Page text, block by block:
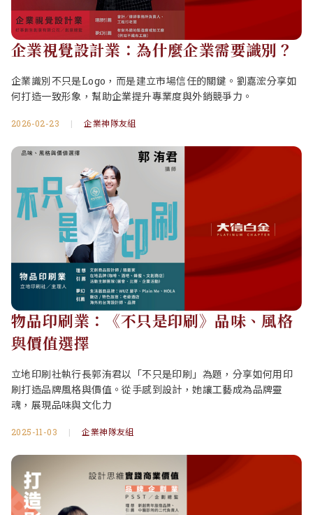
企業視覺設計業：為什麼企業需要識別？
企業識別不只是Logo，而是建立市場信任的關鍵。劉嘉浤分享如
何打造一致形象，幫助企業提升專業度與外銷競爭力。
2026-02-23 | 企業神隊友組
物品印刷業：《不只是印刷》品味、風格
與價值選擇
立地印刷社執行長郭洧君以「不只是印刷」為題，分享如何用印
刷打造品牌風格與價值。從手感到設計，她讓工藝成為品牌靈
魂，展現品味與文化力
2025-11-03 | 企業神隊友組